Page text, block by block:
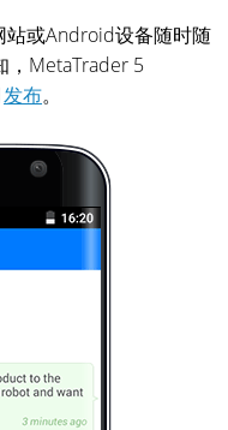
站或Android设备随时随
，MetaTrader 5
发布。